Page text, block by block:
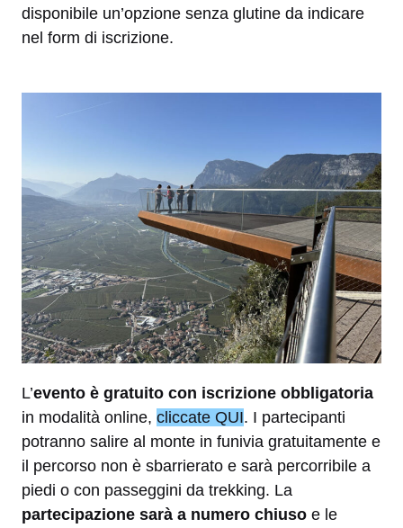
disponibile un’opzione senza glutine da indicare
nel form di iscrizione.
L’evento è gratuito con iscrizione obbligatoria
in modalità online, cliccate QUI. I partecipanti
potranno salire al monte in funivia gratuitamente e
il percorso non è sbarrierato e sarà percorribile a
piedi o con passeggini da trekking. La
partecipazione sarà a numero chiuso e le